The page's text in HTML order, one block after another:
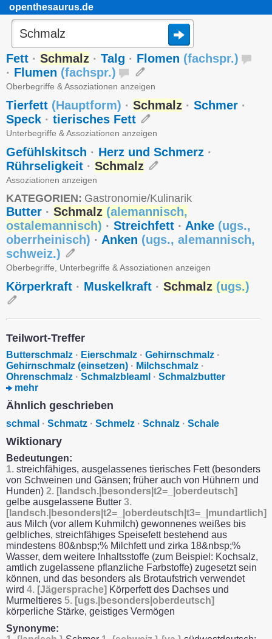
openthesaurus.de
Fett · Schmalz · Talg · Flomen (fachspr.)
· Flumen (fachspr.)
Oberbegriffe & Assoziationen anzeigen
Tierfett (Hauptform) · Schmalz · Schmer ·
Speck · tierisches Fett
Unterbegriffe & Assoziationen anzeigen
Gefühlskitsch · Herz und Schmerz ·
Rührseligkeit · Schmalz
Assoziationen anzeigen
KATEGORIEN: Gastronomie/Kulinarik
Butter · Schmalz (alemannisch,
ostalemannisch) · Streichfett · Anke (ugs.,
oberrheinisch) · Anken (ugs., alemannisch,
schweiz.)
Oberbegriffe, Unterbegriffe & Assoziationen anzeigen
Körperkraft · Muskelkraft · Schmalz (ugs.)
Teilwort-Treffer
Butterschmalz · Eierschmalz · Gehirnschmalz ·
Gehirnschmalz (einsetzen) · Milchschmalz ·
Ohrenschmalz · Schmalzbleaml · Schmalzbutter
mehr
Ähnlich geschrieben
schmal · Schmatz · Schmelz · Schnalz · Schale
Wiktionary
Bedeutungen:
1. streichfähiges, ausgelassenes tierisches Fett (besonders
von Schweinen und Gänsen; früher auch von Hühnern und
Hunden) 2. [landsch.|besonders|t2=_|oberdeutsch]
gelbe ausgelassene Butter 3.
[landsch.|besonders|t2=_|oberdeutsch|t3=_|mundartlich]
aus Milch (vor allem Kuhmilch) gewonnenes weißes bis
gelbliches, streichfähiges Speisefett bestehend aus
mindestens 80&nbsp;% Milchfett und zirka 18&nbsp;%
Wasser, dem weitere Inhaltsstoffe (zum Beispiel: Kochsalz,
amtlich zugelassene pflanzliche Farbstoffe) zugesetzt sein
können, und das besonders als Brotaufstrich verwendet
wird 4. [Jägersprache] Körperfett des Dachses und
Murmeltieres 5. [ugs.|besonders|oberdeutsch]
körperliche Stärke, geistiges Vermögen
Synonyme: